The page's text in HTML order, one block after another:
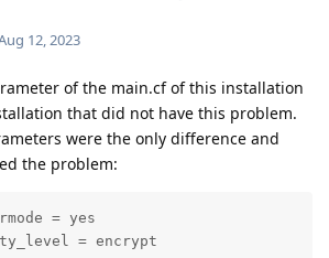
12, 2023
of the main.cf of this installation
that did not have this problem.
were the only difference and
the problem:
= yes
= encrypt